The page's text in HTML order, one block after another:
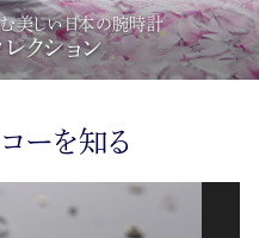
美しい日本の腕時計
クション
ーを知る